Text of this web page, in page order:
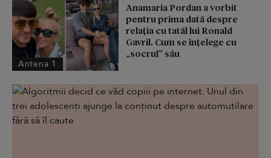
Antena 1
Anamaria Pordan a vorbit
pentru prima dată despre
relația cu tatăl lui Ronald
Gavril. Cum se înțelege cu
„socrul” său